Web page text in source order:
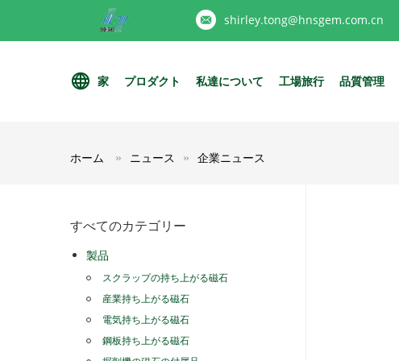
shirley.tong@hnsgem.com.cn
家 プロダクト 私達について 工場旅行 品質管理
ホーム ニュース 企業ニュース
すべてのカテゴリー
製品
スクラップの持ち上がる磁石
産業持ち上がる磁石
電気持ち上がる磁石
鋼板持ち上がる磁石